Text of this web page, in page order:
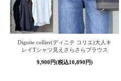
Dignite collier(ディニテ コリエ)大人キ
レイTシャツ見えさらさらブラウス
9,900円(税込10,890円)